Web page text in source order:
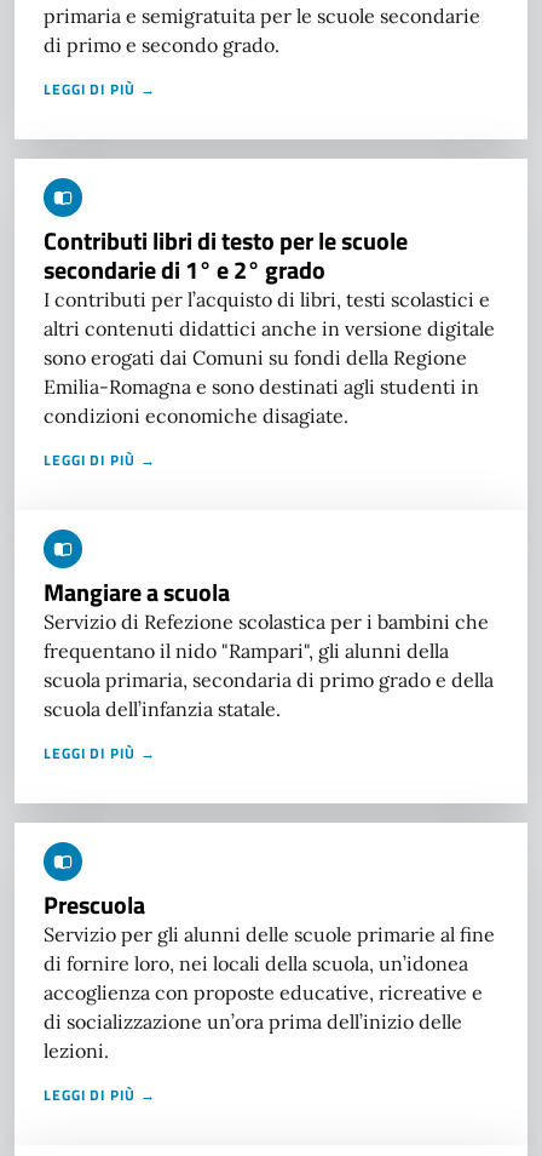
primaria e semigratuita per le scuole secondarie
di primo e secondo grado.
LEGGI DI PIÙ →
Contributi libri di testo per le scuole
secondarie di 1° e 2° grado
I contributi per l’acquisto di libri, testi scolastici e
altri contenuti didattici anche in versione digitale
sono erogati dai Comuni su fondi della Regione
Emilia-Romagna e sono destinati agli studenti in
condizioni economiche disagiate.
LEGGI DI PIÙ →
Mangiare a scuola
Servizio di Refezione scolastica per i bambini che
frequentano il nido "Rampari", gli alunni della
scuola primaria, secondaria di primo grado e della
scuola dell’infanzia statale.
LEGGI DI PIÙ →
Prescuola
Servizio per gli alunni delle scuole primarie al fine
di fornire loro, nei locali della scuola, un’idonea
accoglienza con proposte educative, ricreative e
di socializzazione un’ora prima dell’inizio delle
lezioni.
LEGGI DI PIÙ →